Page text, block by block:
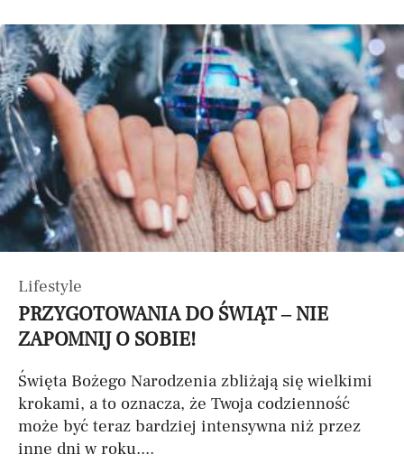
Lifestyle
PRZYGOTOWANIA DO ŚWIĄT – NIE
ZAPOMNIJ O SOBIE!
Święta Bożego Narodzenia zbliżają się wielkimi
krokami, a to oznacza, że Twoja codzienność
może być teraz bardziej intensywna niż przez
inne dni w roku....